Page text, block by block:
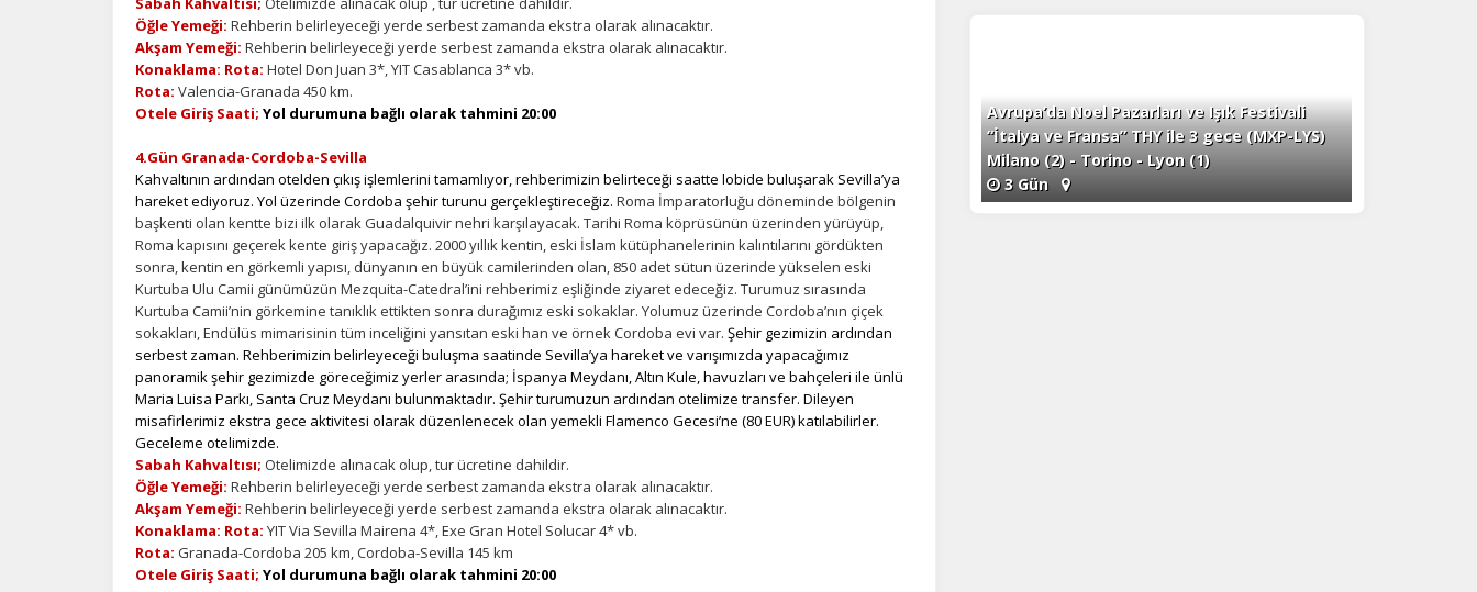
inceleyebilirsiniz.
Oturum yönetimi, güvenlik ve temel site işlevleri için gereklidir. Bu
İstatistik Çerezleri
Ziyaretçilerin siteyi nasıl kullandığını anonim olarak ölçeriz. Hangi
sayfaların popüler olduğunu ve kullanıcıların nerede zorluk yaşadığını
anlamamıza yardımcı olur.
Pazarlama Çerezleri
Size ve ilgi alanlarınıza uygun reklamlar göstermek için kullanılır.
Kapatırsanız reklamları görmeye devam edersiniz, ancak daha az
Tümünü Reddet
Öğle Yemeği: Rehberin belirleyeceği yerde serbest zamanda ekstra olarak alınacaktır.
Akşam Yemeği: Rehberin belirleyeceği yerde serbest zamanda ekstra olarak alınacaktır.
Konaklama: Rota: Hotel Don Juan 3*, YIT Casablanca 3* vb.
Rota: Valencia-Granada 450 km.
Otele Giriş Saati; Yol durumuna bağlı olarak tahmini 20:00
4.Gün Granada-Cordoba-Sevilla
Kahvaltının ardından otelden çıkış işlemlerini tamamlıyor, rehberimizin belirteceği saatte lobide buluşarak Sevilla’ya
hareket ediyoruz. Yol üzerinde Cordoba şehir turunu gerçekleştireceğiz. Roma İmparatorluğu döneminde bölgenin
başkenti olan kentte bizi ilk olarak Guadalquivir nehri karşılayacak. Tarihi Roma köprüsünün üzerinden yürüyüp,
Roma kapısını geçerek kente giriş yapacağız. 2000 yıllık kentin, eski İslam kütüphanelerinin kalıntılarını gördükten
sonra, kentin en görkemli yapısı, dünyanın en büyük camilerinden olan, 850 adet sütun üzerinde yükselen eski
Kurtuba Ulu Camii günümüzün Mezquita-Catedral’ini rehberimiz eşliğinde ziyaret edeceğiz. Turumuz sırasında
Kurtuba Camii’nin görkemine tanıklık ettikten sonra durağımız eski sokaklar. Yolumuz üzerinde Cordoba’nın çiçek
sokakları, Endülüs mimarisinin tüm inceliğini yansıtan eski han ve örnek Cordoba evi var. Şehir gezimizin ardından
serbest zaman. Rehberimizin belirleyeceği buluşma saatinde Sevilla’ya hareket ve varışımızda yapacağımız
panoramik şehir gezimizde göreceğimiz yerler arasında; İspanya Meydanı, Altın Kule, havuzları ve bahçeleri ile ünlü
Maria Luisa Parkı, Santa Cruz Meydanı bulunmaktadır. Şehir turumuzun ardından otelimize transfer. Dileyen
misafirlerimiz ekstra gece aktivitesi olarak düzenlenecek olan yemekli Flamenco Gecesi’ne (80 EUR) katılabilirler.
Geceleme otelimizde.
Sabah Kahvaltısı; Otelimizde alınacak olup, tur ücretine dahildir.
Öğle Yemeği: Rehberin belirleyeceği yerde serbest zamanda ekstra olarak alınacaktır.
Akşam Yemeği: Rehberin belirleyeceği yerde serbest zamanda ekstra olarak alınacaktır.
Konaklama: Rota: YIT Via Sevilla Mairena 4*, Exe Gran Hotel Solucar 4* vb.
Rota: Granada-Cordoba 205 km, Cordoba-Sevilla 145 km
Otele Giriş Saati; Yol durumuna bağlı olarak tahmini 20:00
Avrupa’da Noel Pazarları ve Işık Festivali
“İtalya ve Fransa” THY ile 3 gece (MXP-LYS)
Milano (2) - Torino - Lyon (1)
3 Gün